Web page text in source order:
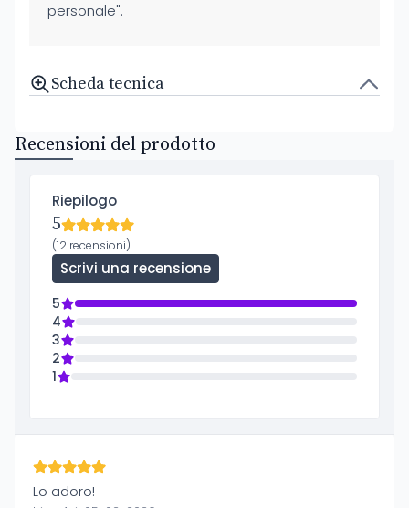
personale".
Scheda tecnica
Recensioni del prodotto
Riepilogo
5
(12 recensioni)
Scrivi una recensione
5
4
3
2
1
Lo adoro!